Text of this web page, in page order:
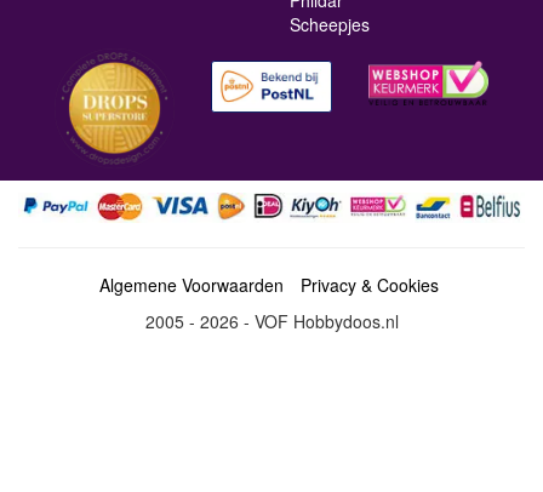
Scheepjes
Algemene Voorwaarden
Privacy & Cookies
2005 - 2026 - VOF Hobbydoos.nl